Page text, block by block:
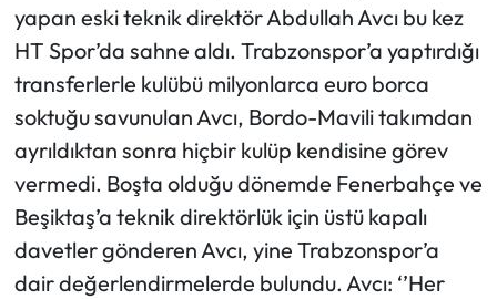
yapan eski teknik direktör Abdullah Avcı bu kez
HT Spor’da sahne aldı. Trabzonspor’a yaptırdığı
transferlerle kulübü milyonlarca euro borca
soktuğu savunulan Avcı, Bordo-Mavili takımdan
ayrıldıktan sonra hiçbir kulüp kendisine görev
vermedi. Boşta olduğu dönemde Fenerbahçe ve
Beşiktaş’a teknik direktörlük için üstü kapalı
davetler gönderen Avcı, yine Trabzonspor’a
dair değerlendirmelerde bulundu. Avcı: ‘’Her